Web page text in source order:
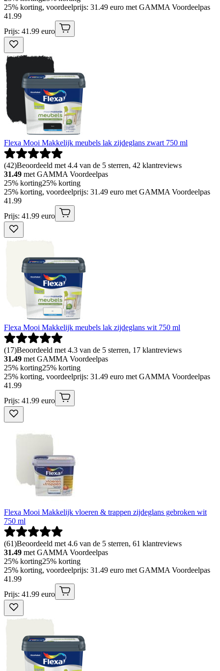
25% korting, voordeelprijs: 31.49 euro met GAMMA Voordeelpas
41.99
Prijs: 41.99 euro
Flexa Mooi Makkelijk meubels lak zijdeglans zwart 750 ml
(42)Beoordeeld met 4.4 van de 5 sterren, 42 klantreviews
31.49 met GAMMA Voordeelpas
25% korting25% korting
25% korting, voordeelprijs: 31.49 euro met GAMMA Voordeelpas
41.99
Prijs: 41.99 euro
Flexa Mooi Makkelijk meubels lak zijdeglans wit 750 ml
(17)Beoordeeld met 4.3 van de 5 sterren, 17 klantreviews
31.49 met GAMMA Voordeelpas
25% korting25% korting
25% korting, voordeelprijs: 31.49 euro met GAMMA Voordeelpas
41.99
Prijs: 41.99 euro
Flexa Mooi Makkelijk vloeren & trappen zijdeglans gebroken wit
750 ml
(61)Beoordeeld met 4.6 van de 5 sterren, 61 klantreviews
31.49 met GAMMA Voordeelpas
25% korting25% korting
25% korting, voordeelprijs: 31.49 euro met GAMMA Voordeelpas
41.99
Prijs: 41.99 euro